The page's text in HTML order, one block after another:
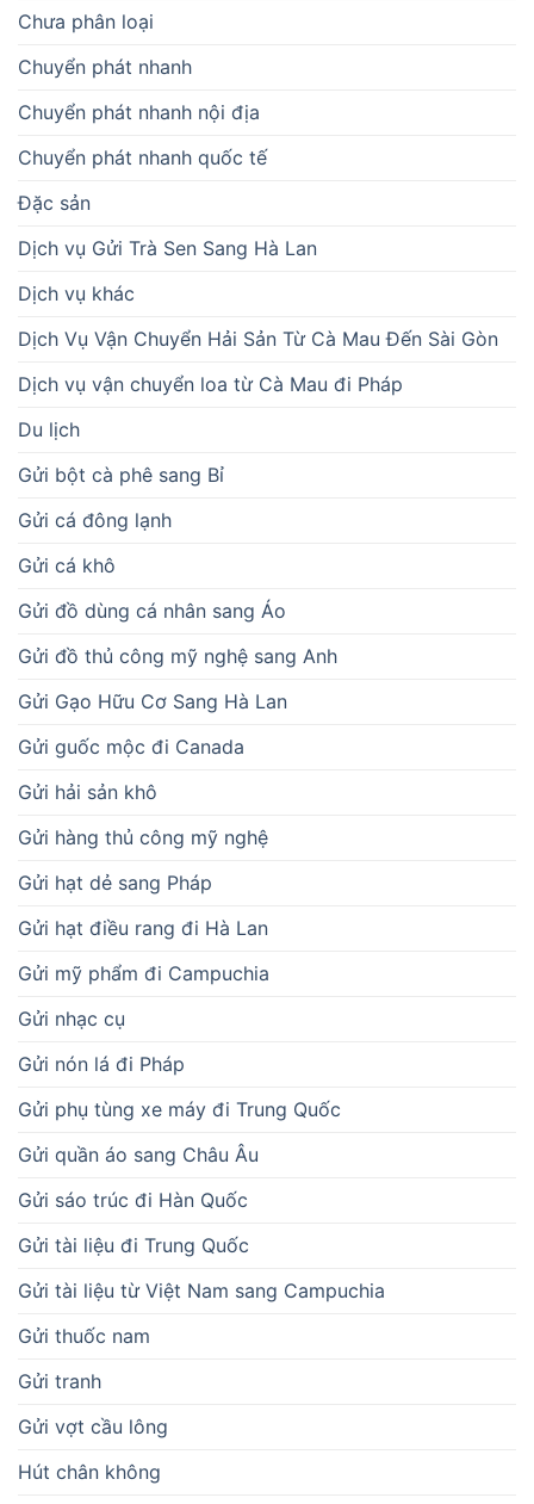
Chưa phân loại
Chuyển phát nhanh
Chuyển phát nhanh nội địa
Chuyển phát nhanh quốc tế
Đặc sản
Dịch vụ Gửi Trà Sen Sang Hà Lan
Dịch vụ khác
Dịch Vụ Vận Chuyển Hải Sản Từ Cà Mau Đến Sài Gòn
Dịch vụ vận chuyển loa từ Cà Mau đi Pháp
Du lịch
Gửi bột cà phê sang Bỉ
Gửi cá đông lạnh
Gửi cá khô
Gửi đồ dùng cá nhân sang Áo
Gửi đồ thủ công mỹ nghệ sang Anh
Gửi Gạo Hữu Cơ Sang Hà Lan
Gửi guốc mộc đi Canada
Gửi hải sản khô
Gửi hàng thủ công mỹ nghệ
Gửi hạt dẻ sang Pháp
Gửi hạt điều rang đi Hà Lan
Gửi mỹ phẩm đi Campuchia
Gửi nhạc cụ
Gửi nón lá đi Pháp
Gửi phụ tùng xe máy đi Trung Quốc
Gửi quần áo sang Châu Âu
Gửi sáo trúc đi Hàn Quốc
Gửi tài liệu đi Trung Quốc
Gửi tài liệu từ Việt Nam sang Campuchia
Gửi thuốc nam
Gửi tranh
Gửi vợt cầu lông
Hút chân không